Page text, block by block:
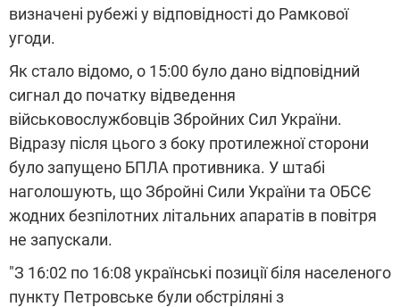
визначені рубежі у відповідності до Рамкової
угоди.
Як стало відомо, о 15:00 було дано відповідний
сигнал до початку відведення
військовослужбовців Збройних Сил України.
Відразу після цього з боку протилежної сторони
було запущено БПЛА противника. У штабі
наголошують, що Збройні Сили України та ОБСЄ
жодних безпілотних літальних апаратів в повітря
не запускали.
"З 16:02 по 16:08 українські позиції біля населеного
пункту Петровське були обстріляні з